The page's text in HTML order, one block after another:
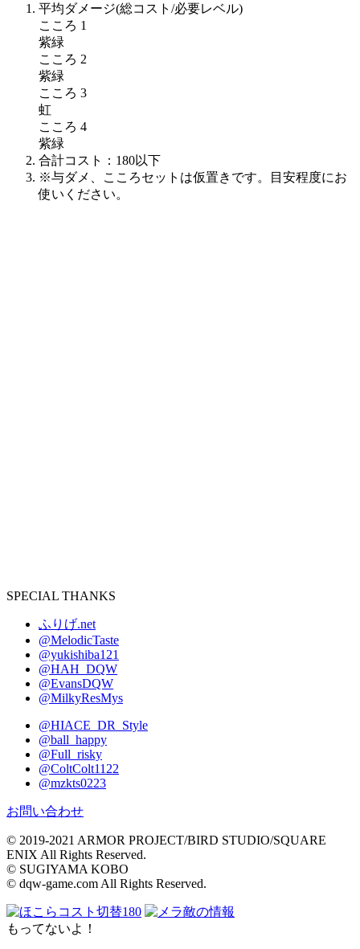
平均ダメージ(総コスト/必要レベル)
こころ 1
紫緑
こころ 2
紫緑
こころ 3
虹
こころ 4
紫緑
合計コスト： 180以下
※与ダメ、こころセットは仮置きです。目安程度にお
使いください。
SPECIAL THANKS
ふりげ.net
@MelodicTaste
@yukishiba121
@HAH_DQW
@EvansDQW
@MilkyResMys
@HIACE_DR_Style
@ball_happy
@Full_risky
@ColtColt1122
@mzkts0223
お問い合わせ
© 2019-2021 ARMOR PROJECT/BIRD STUDIO/SQUARE
ENIX All Rights Reserved.
© SUGIYAMA KOBO
© dqw-game.com All Rights Reserved.
コスト切替180
敵の情報
もってないよ！